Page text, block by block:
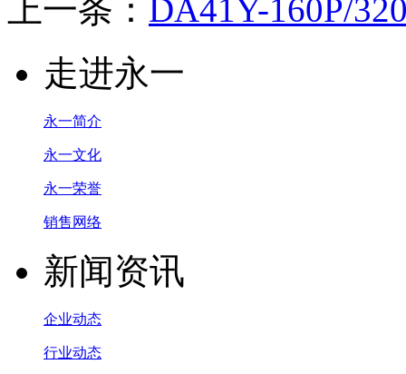
上一条： DA41Y-160P/
走进永一
永一简介
永一文化
永一荣誉
销售网络
新闻资讯
企业动态
行业动态